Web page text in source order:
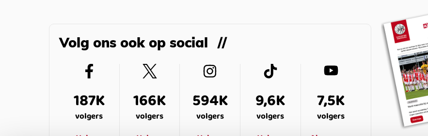
Volg ons ook op social
187K
volgers
166K
volgers
594K
volgers
9,6K
volgers
7,5K
volgers